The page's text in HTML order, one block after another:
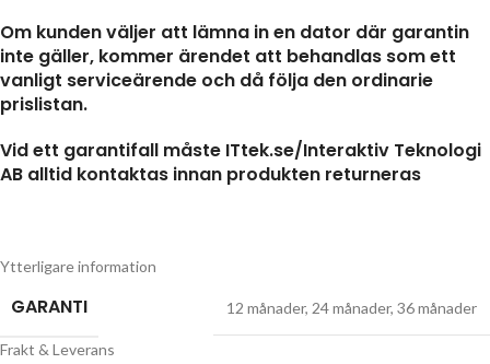
Om kunden väljer att lämna in en dator där garantin
inte gäller, kommer ärendet att behandlas som ett
vanligt serviceärende och då följa den ordinarie
prislistan.
Vid ett garantifall måste ITtek.se/Interaktiv Teknologi
AB alltid kontaktas innan produkten returneras
Ytterligare information
GARANTI 12 månader, 24 månader, 36 månader
Frakt & Leverans